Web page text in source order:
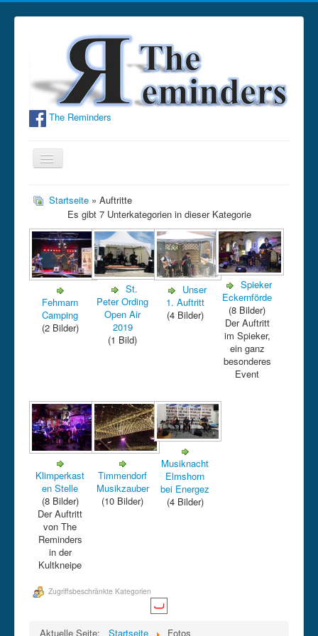
The Reminders
Navigation
an/aus
Home
Bandinfo
Fotos
Hörproben
Termine
Gästebuch
Kontakt
intern
Startseite » Auftritte
Es gibt 7 Unterkategorien in dieser Kategorie
Fehmarn
Camping
(2 Bilder)
St.
Peter Ording
Open Air
2019
(1 Bild)
Unser
1. Auftritt
(4 Bilder)
Spieker
Eckernförde
(8 Bilder)
Der Auftritt
im Spieker,
ein ganz
besonderes
Event
Klimperkast
en Stelle
(8 Bilder)
Der Auftritt
von The
Reminders
in der
Kultkneipe
Timmendorf
Musikzauber
(10 Bilder)
Musiknacht
Elmshorn
bei Energez
(4 Bilder)
Zugriffsbeschränkte Kategorien
Aktuelle Seite: Startseite Fotos